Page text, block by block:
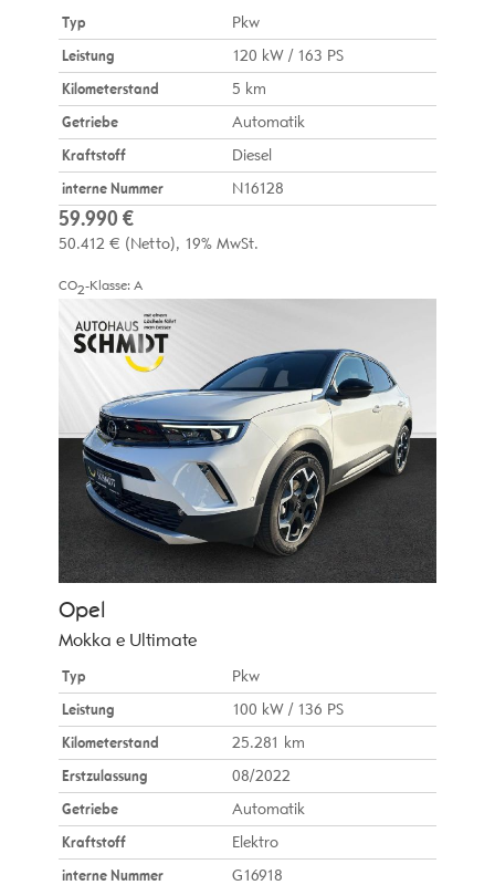
Typ
Pkw
Leistung
120 kW / 163 PS
Kilometerstand
5 km
Getriebe
Automatik
Kraftstoff
Diesel
interne Nummer
N16128
59.990 €
50.412 € (Netto) 19% MwSt.
CO2-Klasse: A
Opel
Mokka e Ultimate
Typ
Pkw
Leistung
100 kW / 136 PS
Kilometerstand
25.281 km
Erstzulassung
08/2022
Getriebe
Automatik
Kraftstoff
Elektro
interne Nummer
G16918